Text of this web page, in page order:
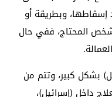
إسقاطها، وبطريقة أو
المحتاج، ففي حال
بشكل كبير، وتتم من
داخل (إسرائيل)،